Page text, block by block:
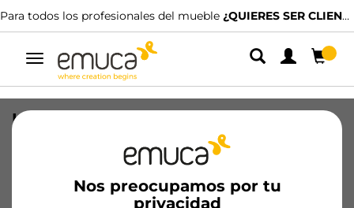
Para todos los profesionales del mueble ¿QUIERES SER CLIENTE?
Alternar
navegación
Nos preocupamos por tu
privacidad
Lote de 5 condenas con roseta
redonda para puertas de interior,
diámetro 50mm, Zamak, Níquel